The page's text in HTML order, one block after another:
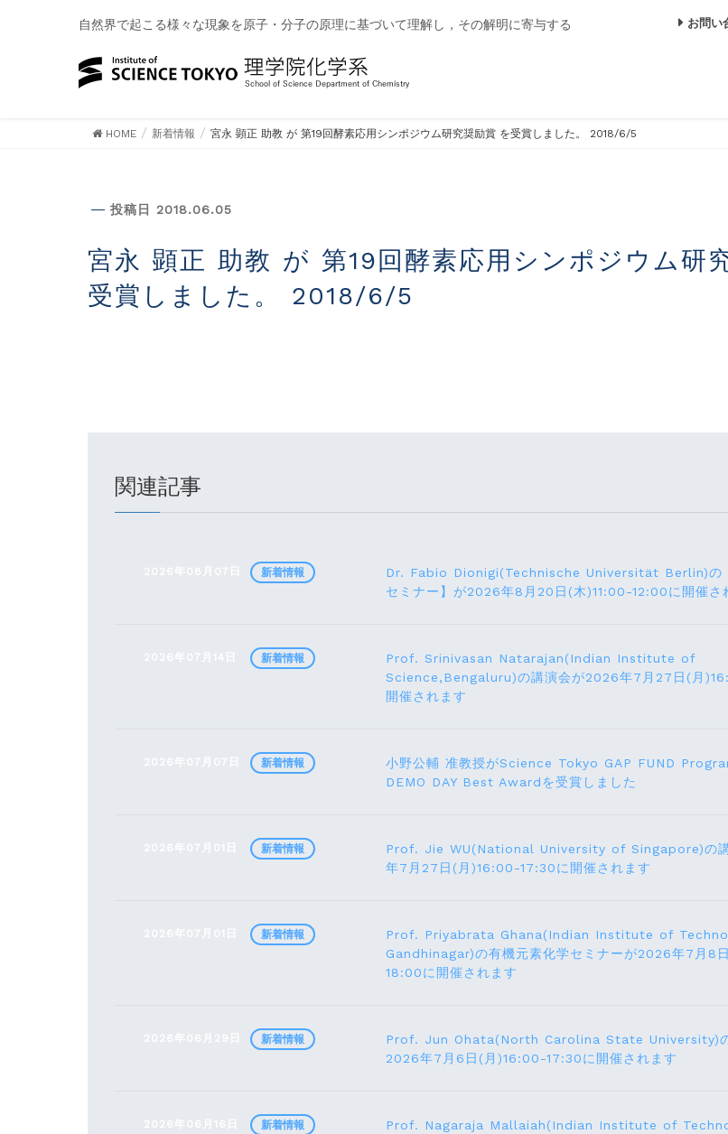
自然界で起こる様々な現象を原子・分子の原理に基づいて理解し，その解明に寄与する お問い
HOME 新着情報 宮永 顕正 助教 が 第19回酵素応用シンポジウム研究奨励賞 を受賞しました。 2018/6/5
投稿日 2018.06.05
宮永 顕正 助教 が 第19回酵素応用シンポジウム研究奨励賞 を
受賞しました。 2018/6/5
関連記事
2026年08月07日
Dr. Fabio Dionigi(Technische Universität Berlin)の
セミナー】が2026年8⽉20⽇(⽊)11:00-12:00に開催さ
新着情報
2026年07月14日
Prof. Srinivasan Natarajan(Indian Institute of
Science,Bengaluru)の講演会が2026年7月27⽇(月
開催されます
新着情報
2026年07月07日
小野公輔 准教授がScience Tokyo GAP FUND
DEMO DAY Best Awardを受賞しました
新着情報
2026年07月01日
Prof. Jie WU(National University of Singapore)の
年7月27日(月)16:00-17:30に開催されます
新着情報
2026年07月01日
Prof. Priyabrata Ghana(Indian Institute of
Gandhinagar)の有機元素化学セミナーが2026年7月8
18:00に開催されます
新着情報
2026年06月29日
Prof. Jun Ohata(North Carolina State University)
2026年7月6日(月)16:00-17:30に開催されます
新着情報
2026年06月16日
Prof. Nagaraja Mallaiah(Indian Institute of
新着情報